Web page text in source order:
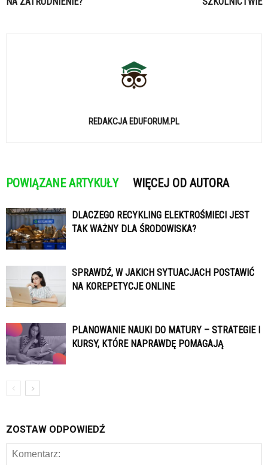
REDAKCJA EDUFORUM.PL
POWIĄZANE ARTYKUŁY WIĘCEJ OD AUTORA
DLACZEGO RECYKLING ELEKTROŚMIECI JEST
TAK WAŻNY DLA ŚRODOWISKA?
SPRAWDŹ, W JAKICH SYTUACJACH POSTAWIĆ
NA KOREPETYCJE ONLINE
PLANOWANIE NAUKI DO MATURY – STRATEGIE I
KURSY, KTÓRE NAPRAWDĘ POMAGAJĄ
ZOSTAW ODPOWIEDŹ